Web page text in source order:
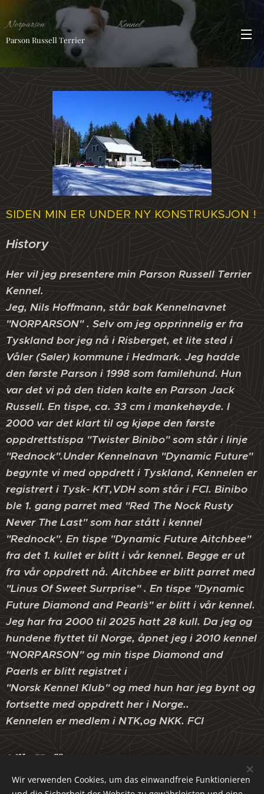
Norparson Kennel
Kennel
Parson Russell Terrier
SIDEN MIN ER UNDER NY KONSTRUKSJON !
History
Her vil jeg presentere min Parson Russell Terrier
Kennel.
Jeg, Nils Hoffmann, står bak Kennelnavnet
"NORPARSON" . Selv om jeg opprinnelig er fra
Tyskland bor jeg nå i Risberget, et lite sted i
Våler (Søler) kommune i Hedmark. Jeg hadde
den første Parson i 1998 som familehund. Hun
var det vi på den tiden kalte en Parson Jack
Russell. En tispe, ca. 33 cm i mankehøyde. I
2000 var det klart til og kjøpe den første
oppdrettstispa "Twister Binibo" som står i linje
"Rednock".Under Kennelnavn "Dynamic Future"
begynte vi med oppdrett i Tyskland, Kennelen er
registrert i Tysk- KfT,VDH som står i FCI. Binibo
ble 1. gang parret med "Red The Nock Rusty
Never The Last" som har stått i kennel
"Rednock". En tispe "Dynamic Future Aitchbee"
fra det 1. kullet er blitt i vår kennel. Begge er ut
fra vår oppdrett nå. Aitchbee er blitt parret med
"Linus Of Sweet Surrprise" . En tispe "Dynamic
Future Diamond and Pearl`s" er blitt i vår kennel.
Jeg har fra 2000 til 2025 hatt 28 kull. Da jeg og
hundene flyttet til Norge, åpnet jeg i 2010 kennel
"NORPARSON" og min tispe Diamond and
Paerls er blitt registret i
"Norsk Kennel Klub" og med hun har jeg bynt og
fortsette med oppdrett her i Norge..
Kennelen er medlem i NTK,og NKK. FCI
Nils Hoffmann
Wir verwenden Cookies, um das einwandfreie Funktionieren